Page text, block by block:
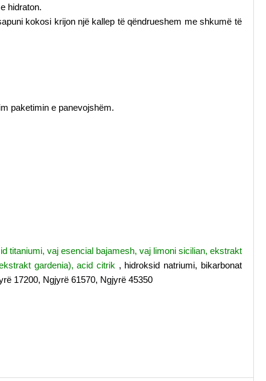
hidraton.
kokosi krijon një kallep të qëndrueshem me shkumë të
paketimin e panevojshëm.
titaniumi, vaj esencial bajamesh, vaj limoni sicilian, ekstrakt
gardenia), acid citrik , hidroksid natriumi, bikarbonat
17200, Ngjyrë 61570, Ngjyrë 45350